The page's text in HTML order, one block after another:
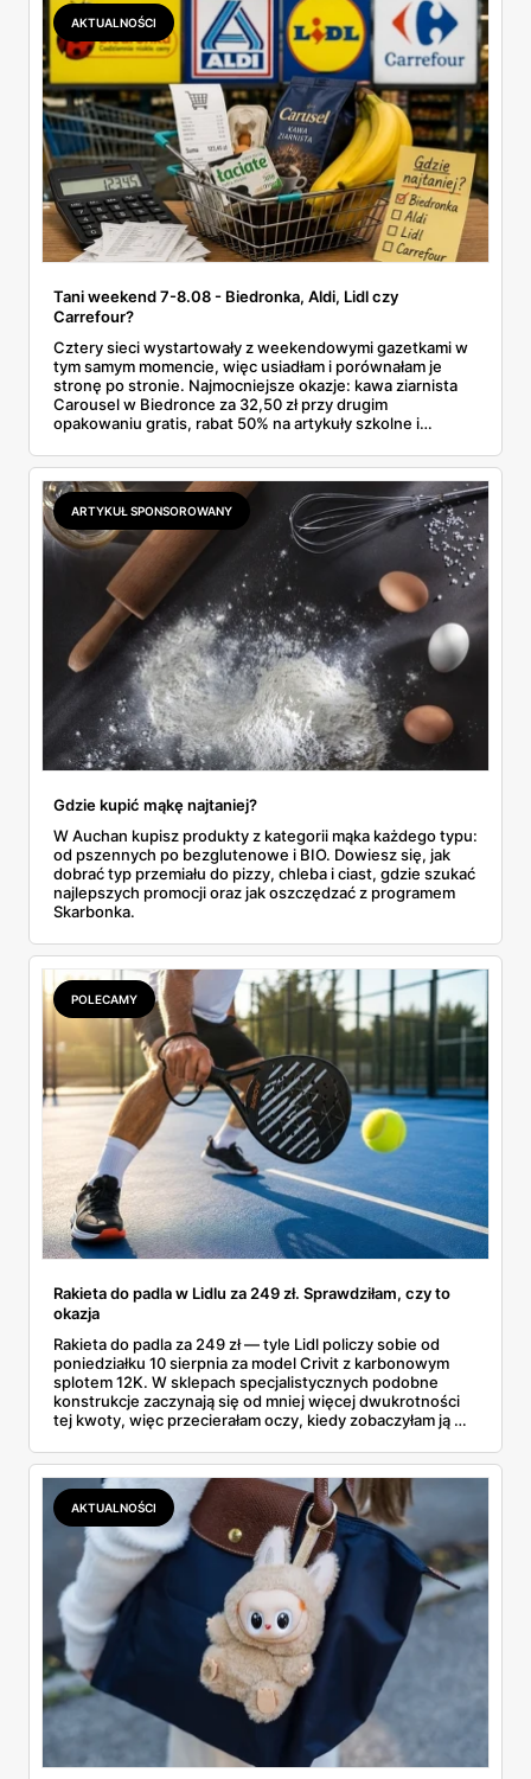
promocji dyskontu.
AKTUALNOŚCI
Tani weekend 7-8.08 - Biedronka, Aldi, Lidl czy
Carrefour?
Cztery sieci wystartowały z weekendowymi gazetkami w
tym samym momencie, więc usiadłam i porównałam je
stronę po stronie. Najmocniejsze okazje: kawa ziarnista
Carousel w Biedronce za 32,50 zł przy drugim
opakowaniu gratis, rabat 50% na artykuły szkolne i
2,99 zł za kilogram, ale wyłącznie w sobotę z aplikacją. Aldi
odpowiada masłem za 2,99 zł. Werdykt w skrócie:
najwięcej wyciśniesz z Biedronki, po świeże warzywa jedź
do Aldi.
ARTYKUŁ SPONSOROWANY
Gdzie kupić mąkę najtaniej?
W Auchan kupisz produkty z kategorii mąka każdego typu:
od pszennych po bezglutenowe i BIO. Dowiesz się, jak
dobrać typ przemiału do pizzy, chleba i ciast, gdzie szukać
najlepszych promocji oraz jak oszczędzać z programem
Skarbonka.
POLECAMY
Rakieta do padla w Lidlu za 249 zł. Sprawdziłam, czy to
okazja
Rakieta do padla za 249 zł — tyle Lidl policzy sobie od
poniedziałku 10 sierpnia za model Crivit z karbonowym
splotem 12K. W sklepach specjalistycznych podobne
konstrukcje zaczynają się od mniej więcej dwukrotności
tej kwoty, więc przecierałam oczy, kiedy zobaczyłam ją w
najszybciej rosnący sport w Polsce: kortów przybywa
lawinowo, a chętnych jeszcze szybciej. Sprawdziłam, co
dokładnie dostajemy za te pieniądze i komu taka rakieta
faktycznie wystarczy.
AKTUALNOŚCI